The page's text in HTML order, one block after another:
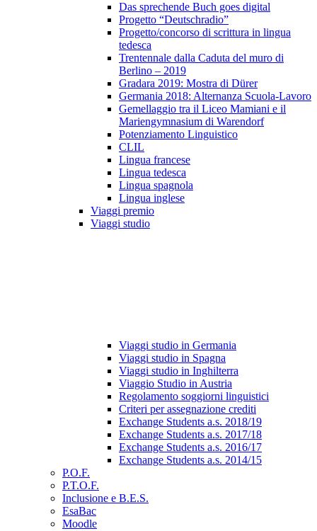
Das sprechende Buch goes digital
Progetto “Deutschradio”
Progetto/concorso di scrittura in lingua
tedesca
Trentennale dalla Caduta del muro di
Berlino – 2019
Gradara 2019: Mostra di Dürer
Germania 2018: Alternanza Scuola-Lavoro
Gemellaggio tra il Liceo Mamiani e il
Mariengymnasium di Warendorf
Potenziamento Linguistico
CLIL
Lingua francese
Lingua tedesca
Lingua spagnola
Lingua inglese
Viaggi premio
Viaggi studio
Viaggi studio in Germania
Viaggi studio in Spagna
Viaggi studio in Inghilterra
Viaggio Studio in Austria
Regolamento soggiorni linguistici
Criteri per assegnazione crediti
Exchange Students a.s. 2018/19
Exchange Students a.s. 2017/18
Exchange Students a.s. 2016/17
Exchange Students a.s. 2014/15
P.O.F.
P.T.O.F.
Inclusione e B.E.S.
EsaBac
Moodle